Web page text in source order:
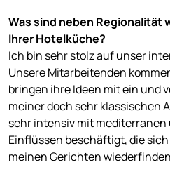
Was sind neben Regionalität
Ihrer Hotelküche?
Ich bin sehr stolz auf unser
Unsere Mitarbeitenden
bringen ihre Ideen mit ein und
meiner doch sehr klassischen
sehr intensiv mit
Einflüssen beschäftigt, die
meinen Gerichten